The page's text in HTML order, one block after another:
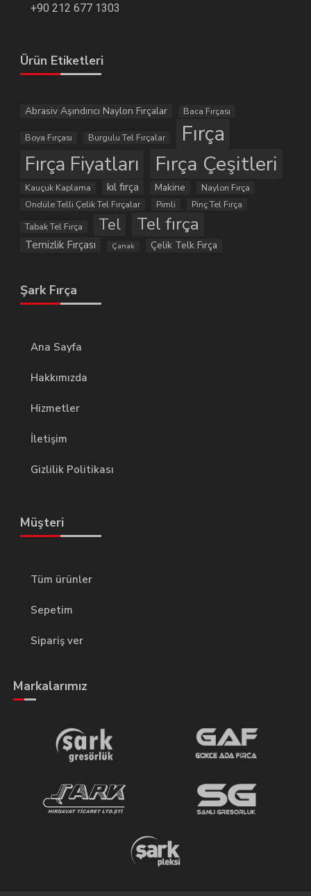
+90 212 677 1303
Ürün Etiketleri
Abrasiv Aşındırıcı Naylon Fırçalar Baca Fırçası
Boya Fırçası Burgulu Tel Fırçalar Fırça
Fırça Fiyatları Fırça Çeşitleri
Kauçuk Kaplama kıl fırça Makine
Naylon Fırça
Ondüle Telli Çelik Tel Fırçalar
Pimli
Pinç Tel Fırça
Tabak Tel Fırça
Tel Tel fırça
Temizlik Fırçası Çanak Çelik Telk Fırça
Şark Fırça
Ana Sayfa
Hakkımızda
Hizmetler
İletişim
Gizlilik Politikası
Müşteri
Tüm ürünler
Sepetim
Sipariş ver
Markalarımız